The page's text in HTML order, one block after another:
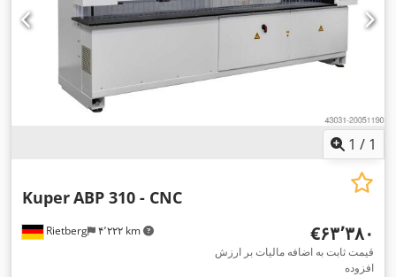
1 / 1
Rietberg ۴٬۲۲۲ km
KuperABP 310 - CNC
‎€۶۳٬۳۸۰
قیمت ثابت به اضافه مالیات بر ارزش
افزوده